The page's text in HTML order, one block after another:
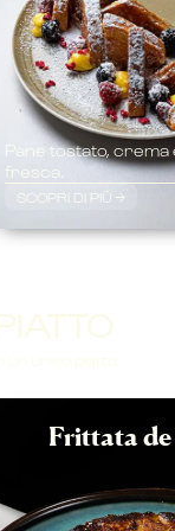
Pane tostato,
fresca.
SCOPRI DI PIÙ
Frittata de